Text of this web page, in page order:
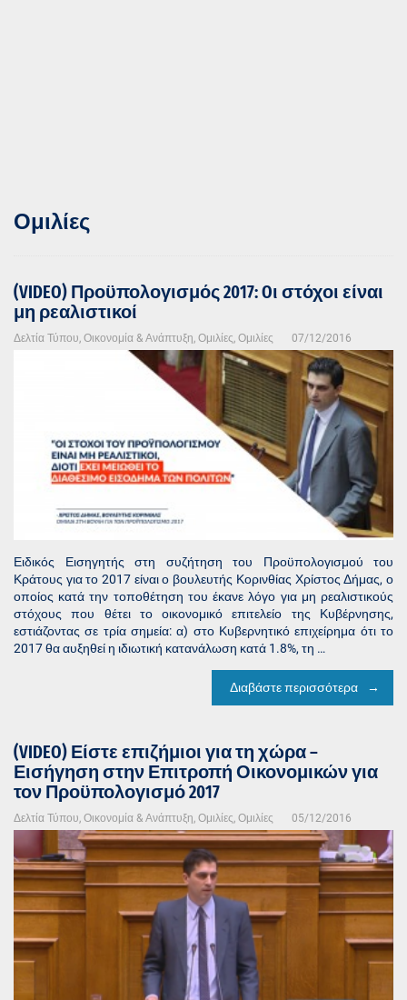
Ομιλίες
(VIDEO) Προϋπολογισμός 2017: Oι στόχοι είναι
μη ρεαλιστικοί
Δελτία Τύπου, Οικονομία & Ανάπτυξη, Ομιλίες, Ομιλίες 07/12/2016
Ειδικός Εισηγητής στη συζήτηση του Προϋπολογισμού του
Κράτους για το 2017 είναι ο βουλευτής Κορινθίας Χρίστος Δήμας, ο
οποίος κατά την τοποθέτηση του έκανε λόγο για μη ρεαλιστικούς
στόχους που θέτει το οικονομικό επιτελείο της Κυβέρνησης,
εστιάζοντας σε τρία σημεία: α) στο Κυβερνητικό επιχείρημα ότι το
2017 θα αυξηθεί η ιδιωτική κατανάλωση κατά 1.8%, τη …
Διαβάστε περισσότερα
(VIDEO) Είστε επιζήμιοι για τη χώρα –
Εισήγηση στην Επιτροπή Οικονομικών για
τον Προϋπολογισμό 2017
Δελτία Τύπου, Οικονομία & Ανάπτυξη, Ομιλίες, Ομιλίες 05/12/2016